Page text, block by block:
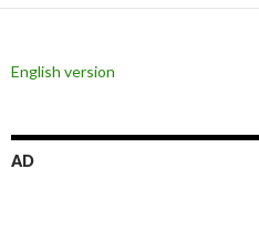
English version
AD